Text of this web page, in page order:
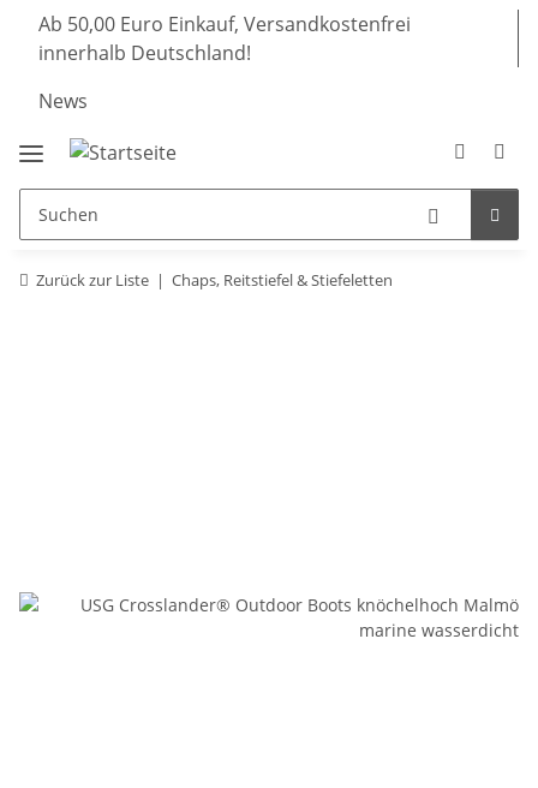
Ab 50,00 Euro Einkauf, Versandkostenfrei
innerhalb Deutschland!
News
Zurück zur Liste Chaps, Reitstiefel & Stiefeletten